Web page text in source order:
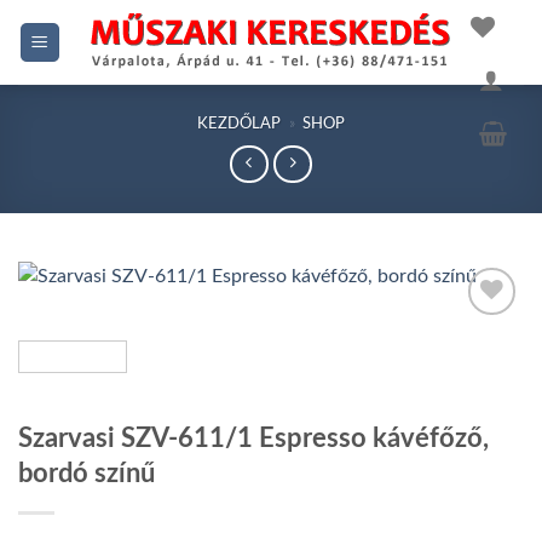
KEZDŐLAP » SHOP
Szarvasi SZV-611/1 Espresso kávéfőző,
bordó színű